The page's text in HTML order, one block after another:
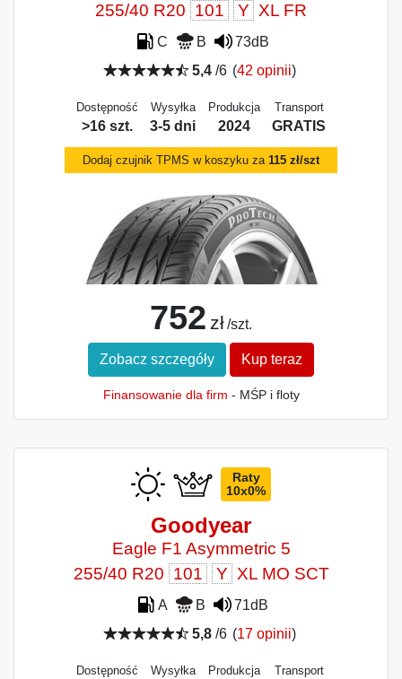
255/40 R20 101 Y XL FR
C B
73dB
5,4/6 (42 opinii)
Dostępność
>16 szt.
Wysyłka
3-5 dni
Produkcja
2024
Transport
GRATIS
Dodaj czujnik TPMS w koszyku za 115 zł/szt
752 zł /szt.
Zobacz szczegóły Kup teraz
Finansowanie dla firm - MŚP i floty
Raty
10x0%
Goodyear
Eagle F1 Asymmetric 5
255/40 R20 101 Y XL MO SCT
A B
71dB
5,8/6 (17 opinii)
Dostępność Wysyłka Produkcja Transport